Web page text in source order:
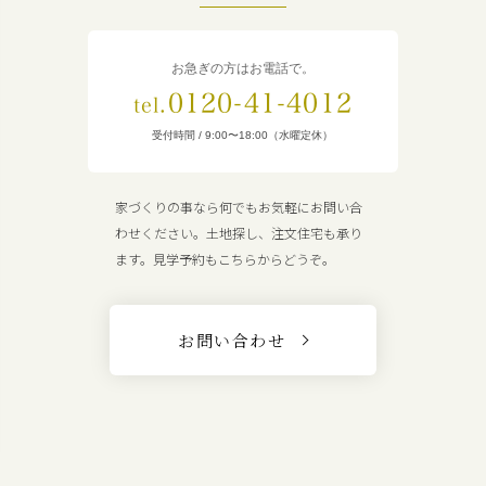
お急ぎの方はお電話で。
tel. 0120-41-4012
受付時間 / 9:00〜18:00（水曜定休）
家づくりの事なら何でもお気軽にお問い合
わせください。土地探し、注文住宅も承り
ます。見学予約もこちらからどうぞ。
お問い合わせ